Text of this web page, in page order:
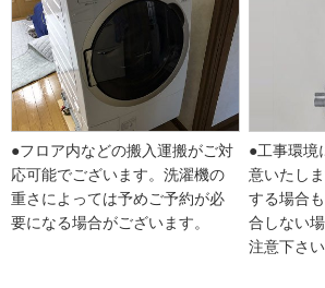
●フロア内などの搬入運搬がご対
応可能でございます。洗濯機の
重さによっては予めご予約が必
要になる場合がございます。
●工事環境
意いたし
する場合
合しない
注意下さい